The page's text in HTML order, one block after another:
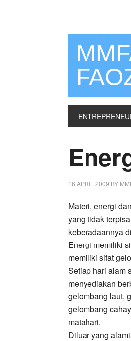
16 APRIL 2009 BY
Materi, energi dan
yang tidak
keberadaannya
Energi memiliki
memiliki sifat
Setiap hari alam
menyediakan
gelombang laut,
gelombang
matahari.
Diluar yang